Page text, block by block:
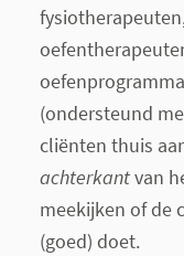
(ondersteund
cliënten thuis
achterkantvan
meekijken of de
(goed) doet.